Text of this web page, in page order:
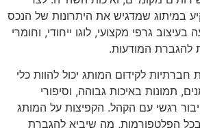
במיתוג שמדגיש את היתרונות של הנכס
גרפי מקצועי, לוגו ייחודי, וחומרי
להגברת המודעות.
לקידום המותג יכול להוות כלי
תמונות באיכות גבוהה, וסיפורי
רגשי עם הקהל. הקפיצות על המותג
בכל הפלטפורמות, מה שיביא להגברת